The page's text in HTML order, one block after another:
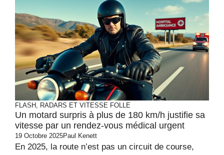
FLASH, RADARS ET VITESSE FOLLE
Un motard surpris à plus de 180 km/h justifie sa
vitesse par un rendez-vous médical urgent
19 Octobre 2025Paul Kenett
En 2025, la route n’est pas un circuit de course,